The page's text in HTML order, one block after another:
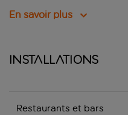
En savoir plus
Installations
Restaurants et bars